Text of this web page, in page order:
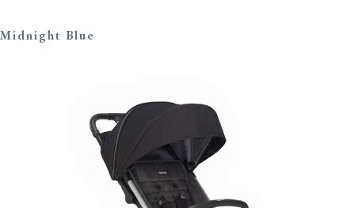
Midnight Blue